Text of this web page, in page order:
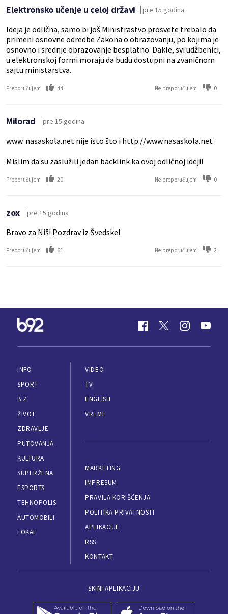
Elektronsko učenje u celoj državi pre 15 godina
Ideja je odlična, samo bi još Ministrastvo prosvete trebalo da
primeni osnovne odredbe Zakona o obrazovanju, po kojima je
osnovno i srednje obrazovanje besplatno. Dakle, svi udžbenici,
u elektronskoj formi moraju da budu dostupni na zvaničnom
sajtu ministarstva.
Preporučujem 44 Ne preporučujem 0
Milorad pre 15 godina
www. nasaskola.net nije isto što i http://www.nasaskola.net
Mislim da su zaslužili jedan backlink ka ovoj odličnoj ideji!
Preporučujem 20 Ne preporučujem 0
zox pre 15 godina
Bravo za Niš! Pozdrav iz Švedske!
Preporučujem 61 Ne preporučujem 2
INFO
SPORT
BIZ
ŽIVOT
ZDRAVLJE
PUTOVANJA
KULTURA
SUPERŽENA
ESPORTS
TEHNOPOLIS
AUTOMOBILI
LOKAL
VIDEO
TV
ENGLISH
VREME
MARKETING
IMPRESUM
PRAVILA KORIŠĆENJA
POLITIKA PRIVATNOSTI
APLIKACIJE
RSS
KONTAKT
SKINI APLIKACIJU